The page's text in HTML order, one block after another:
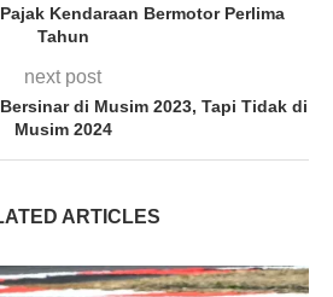
Kendaraan Bermotor Perlima
Tahun
next post
di Musim 2023, Tapi Tidak di
Musim 2024
ARTICLES